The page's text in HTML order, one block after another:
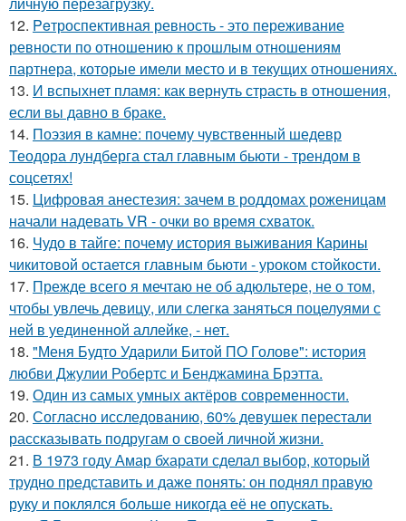
12. Peтроспективная ревность - это переживание
ревности по отношению к прошлым отношениям
партнера, которые имели место и в текущих отношениях.
13. И вспыхнет пламя: как вернуть страсть в отношения,
если вы давно в браке.
14. Поэзия в камне: почему чувственный шедевр
Теодора лундберга стал главным бьюти - трендом в
соцсетях!
15. Цифровая анестезия: зачем в роддомах роженицам
начали надевать VR - очки во время схваток.
16. Чудо в тайге: почему история выживания Карины
чикитовой остается главным бьюти - уроком стойкости.
17. Прежде всего я мечтаю не об адюльтере, не о том,
чтобы увлечь девицу, или слегка заняться поцелуями с
ней в уединенной аллейке, - нет.
18. "Меня Будто Ударили Битой ПО Голове": история
любви Джулии Робертс и Бенджамина Брэтта.
19. Один из самых умных актёров современности.
20. Согласно исследованию, 60% девушек перестали
рассказывать подругам о своей личной жизни.
21. В 1973 году Амар бхарати сделал выбор, который
трудно представить и даже понять: он поднял правую
руку и поклялся больше никогда её не опускать.